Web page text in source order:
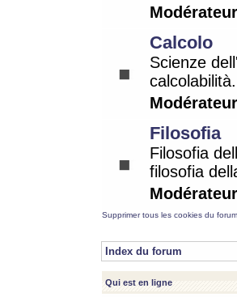
Calcolo
Scienze
Filosofia
Filosofia
filosofia
Supprimer tous les cookies du forum
Index du forum
Qui est en ligne